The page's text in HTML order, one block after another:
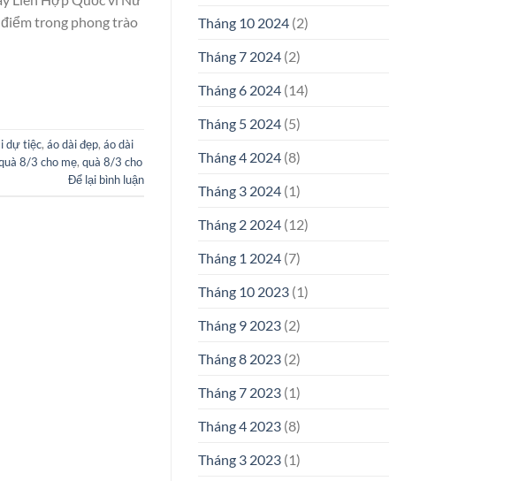
trong phong trào
dự tiệc, áo dài đẹp, áo dài
8/3 cho mẹ, quà 8/3 cho
Để lại bình luận
Tháng 10 2024(2)
Tháng 7 2024(2)
Tháng 6 2024(14)
Tháng 5 2024(5)
Tháng 4 2024(8)
Tháng 3 2024(1)
Tháng 2 2024(12)
Tháng 1 2024(7)
Tháng 10 2023(1)
Tháng 9 2023(2)
Tháng 8 2023(2)
Tháng 7 2023(1)
Tháng 4 2023(8)
Tháng 3 2023(1)